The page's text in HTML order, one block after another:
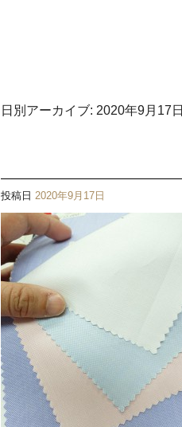
日別アーカイブ: 2020年9月17日
投稿日 2020年9月17日